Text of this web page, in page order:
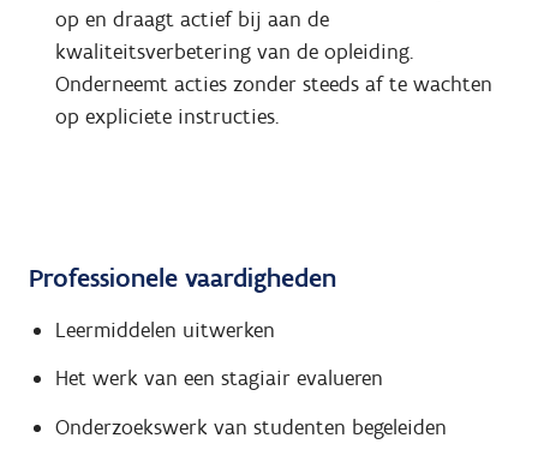
op en draagt actief bij aan de
kwaliteitsverbetering van de opleiding.
Onderneemt acties zonder steeds af te wachten
op expliciete instructies.
Professionele vaardigheden
Leermiddelen uitwerken
Het werk van een stagiair evalueren
Onderzoekswerk van studenten begeleiden